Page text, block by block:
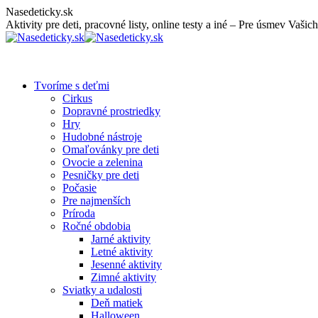
Skip
to
content
Nasedeticky.sk
Aktivity pre deti, pracovné listy, online testy a iné – Pre úsmev
Tvoríme s deťmi
Cirkus
Dopravné prostriedky
Hry
Hudobné nástroje
Omaľovánky pre deti
Ovocie a zelenina
Pesničky pre deti
Počasie
Pre najmenších
Príroda
Ročné obdobia
Jarné aktivity
Letné aktivity
Jesenné aktivity
Zimné aktivity
Sviatky a udalosti
Deň matiek
Halloween